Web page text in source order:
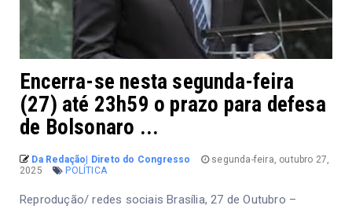
Encerra-se nesta segunda-feira
(27) até 23h59 o prazo para defesa
de Bolsonaro ...
Da Redação| Direto do Congresso
segunda-feira, outubro 27,
2025
POLÍTICA
Reprodução/ redes sociais Brasília, 27 de Outubro –